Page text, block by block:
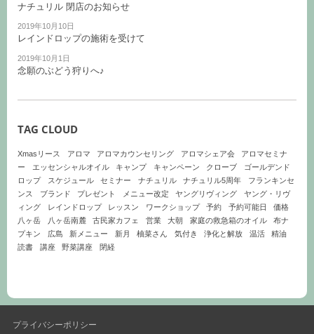
ナチュリル 閉店のお知らせ
2019年10月10日
レインドロップの施術を受けて
2019年10月1日
念願のぶどう狩りへ♪
TAG CLOUD
Xmasリース アロマ アロマカウンセリング アロマシェア会
アロマセミナ
ー
エッセンシャルオイル キャンプ キャンペーン クローブ
ゴールデンド
ロップ
スケジュール セミナー ナチュリル ナチュリル5周年
フランキンセ
ンス
ブランド プレゼント メニュー改定 ヤングリヴィング
ヤング・リヴ
ィング
レインドロップ レッスン ワークショップ 予約 予約可能日
価格
八ヶ岳
八ヶ岳南麓 古民家カフェ 営業 大朝 家庭の救急箱のオイル
布ナ
プキン
広島 新メニュー 新月 柚菜さん 気付き 浄化と解放 温活
精油
読書
講座 野菜講座 閉経
プライバシーポリシー